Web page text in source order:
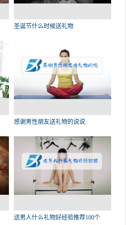
圣诞节什么时候送礼物
感谢男性朋友送礼物的说说
送男人什么礼物好经验推荐100个